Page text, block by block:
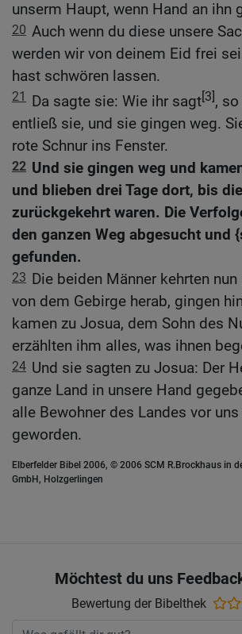
unserm Haupt, wenn Hand an ihn
20 Auch wenn du diese unsere
werden wir von deinem Eid frei
hast schwören lassen.
21 Da sagte sie: Wie ihr sagt[3],
entließ sie, und sie gingen weg.
rote Schnur ins Fenster.
22 Und sie gingen weg und
und blieben drei Tage dort, bis
zurückgekehrt waren. Die
den ganzen Weg abgesucht und
gefunden.
23 Die beiden Männer kehrten
von dem Gebirge herab, gingen
kamen zu Josua, dem Sohn des
erzählten ihm alles, was ihnen
24 Und sie sagten zu Josua: Der
ganze Land in unsere Hand
alle Bewohner des Landes vor
geworden.
Elberfelder Bibel 2006, © 2006 SCM R.Brockhaus in
GmbH, Holzgerlingen
Möchtest du uns
Bewertung der Bibelthek